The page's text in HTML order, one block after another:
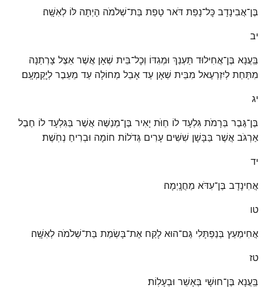
בֶּן־אֲבִינָדָב כׇּל־נָפַת דֹּאר טָפַת בַּת־שְׁלֹמֹה הָיְתָה לּוֹ לְאִשָּֽׁה׃
יב
בַּֽעֲנָא בֶּן־אֲחִילוּד תַּעְנַךְ וּמְגִדּוֹ וְכׇל־בֵּית שְׁאָן אֲשֶׁר אֵצֶל צָרְתַנָה
מִתַּחַת לְיִזְרְעֶאל מִבֵּית שְׁאָן עַד אָבֵל מְחוֹלָה עַד מֵעֵבֶר לְיׇקְמְעָֽם׃
יג
בֶּן־גֶּבֶר בְּרָמֹת גִּלְעָד לוֹ חַוֺּת יָאִיר בֶּן־מְנַשֶּׁה אֲשֶׁר בַּגִּלְעָד לוֹ חֶבֶל
אַרְגֹּב אֲשֶׁר בַּבָּשָׁן שִׁשִּׁים עָרִים גְּדֹלוֹת חוֹמָה וּבְרִיחַ נְחֹֽשֶׁת׃
יד
אֲחִינָדָב בֶּן־עִדֹּא מַחֲנָֽיְמָה׃
טו
אֲחִימַעַץ בְּנַפְתָּלִי גַּם־הוּא לָקַח אֶת־בָּשְׂמַת בַּת־שְׁלֹמֹה לְאִשָּֽׁה׃
טז
בַּֽעֲנָא בֶּן־חוּשָׁי בְּאָשֵׁר וּבְעָלֽוֹת׃